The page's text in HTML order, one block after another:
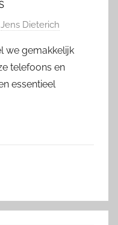
Jens Dieterich
we gemakkelijk
telefoons en
essentieel